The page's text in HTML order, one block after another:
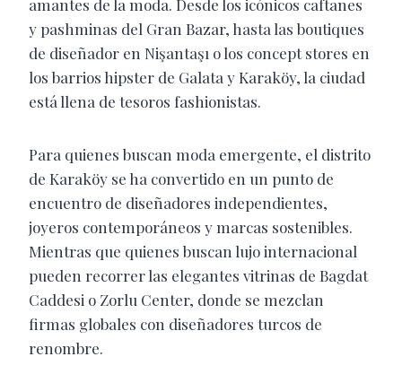
amantes de la moda. Desde los icónicos caftanes
y pashminas del Gran Bazar, hasta las boutiques
de diseñador en Nişantaşı o los concept stores en
los barrios hipster de Galata y Karaköy, la ciudad
está llena de tesoros fashionistas.
Para quienes buscan moda emergente, el distrito
de Karaköy se ha convertido en un punto de
encuentro de diseñadores independientes,
joyeros contemporáneos y marcas sostenibles.
Mientras que quienes buscan lujo internacional
pueden recorrer las elegantes vitrinas de Bagdat
Caddesi o Zorlu Center, donde se mezclan
firmas globales con diseñadores turcos de
renombre.